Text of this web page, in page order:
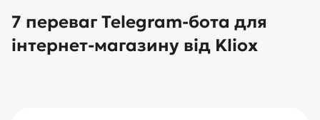
7 переваг Telegram-бота для
інтернет-магазину від Kliox